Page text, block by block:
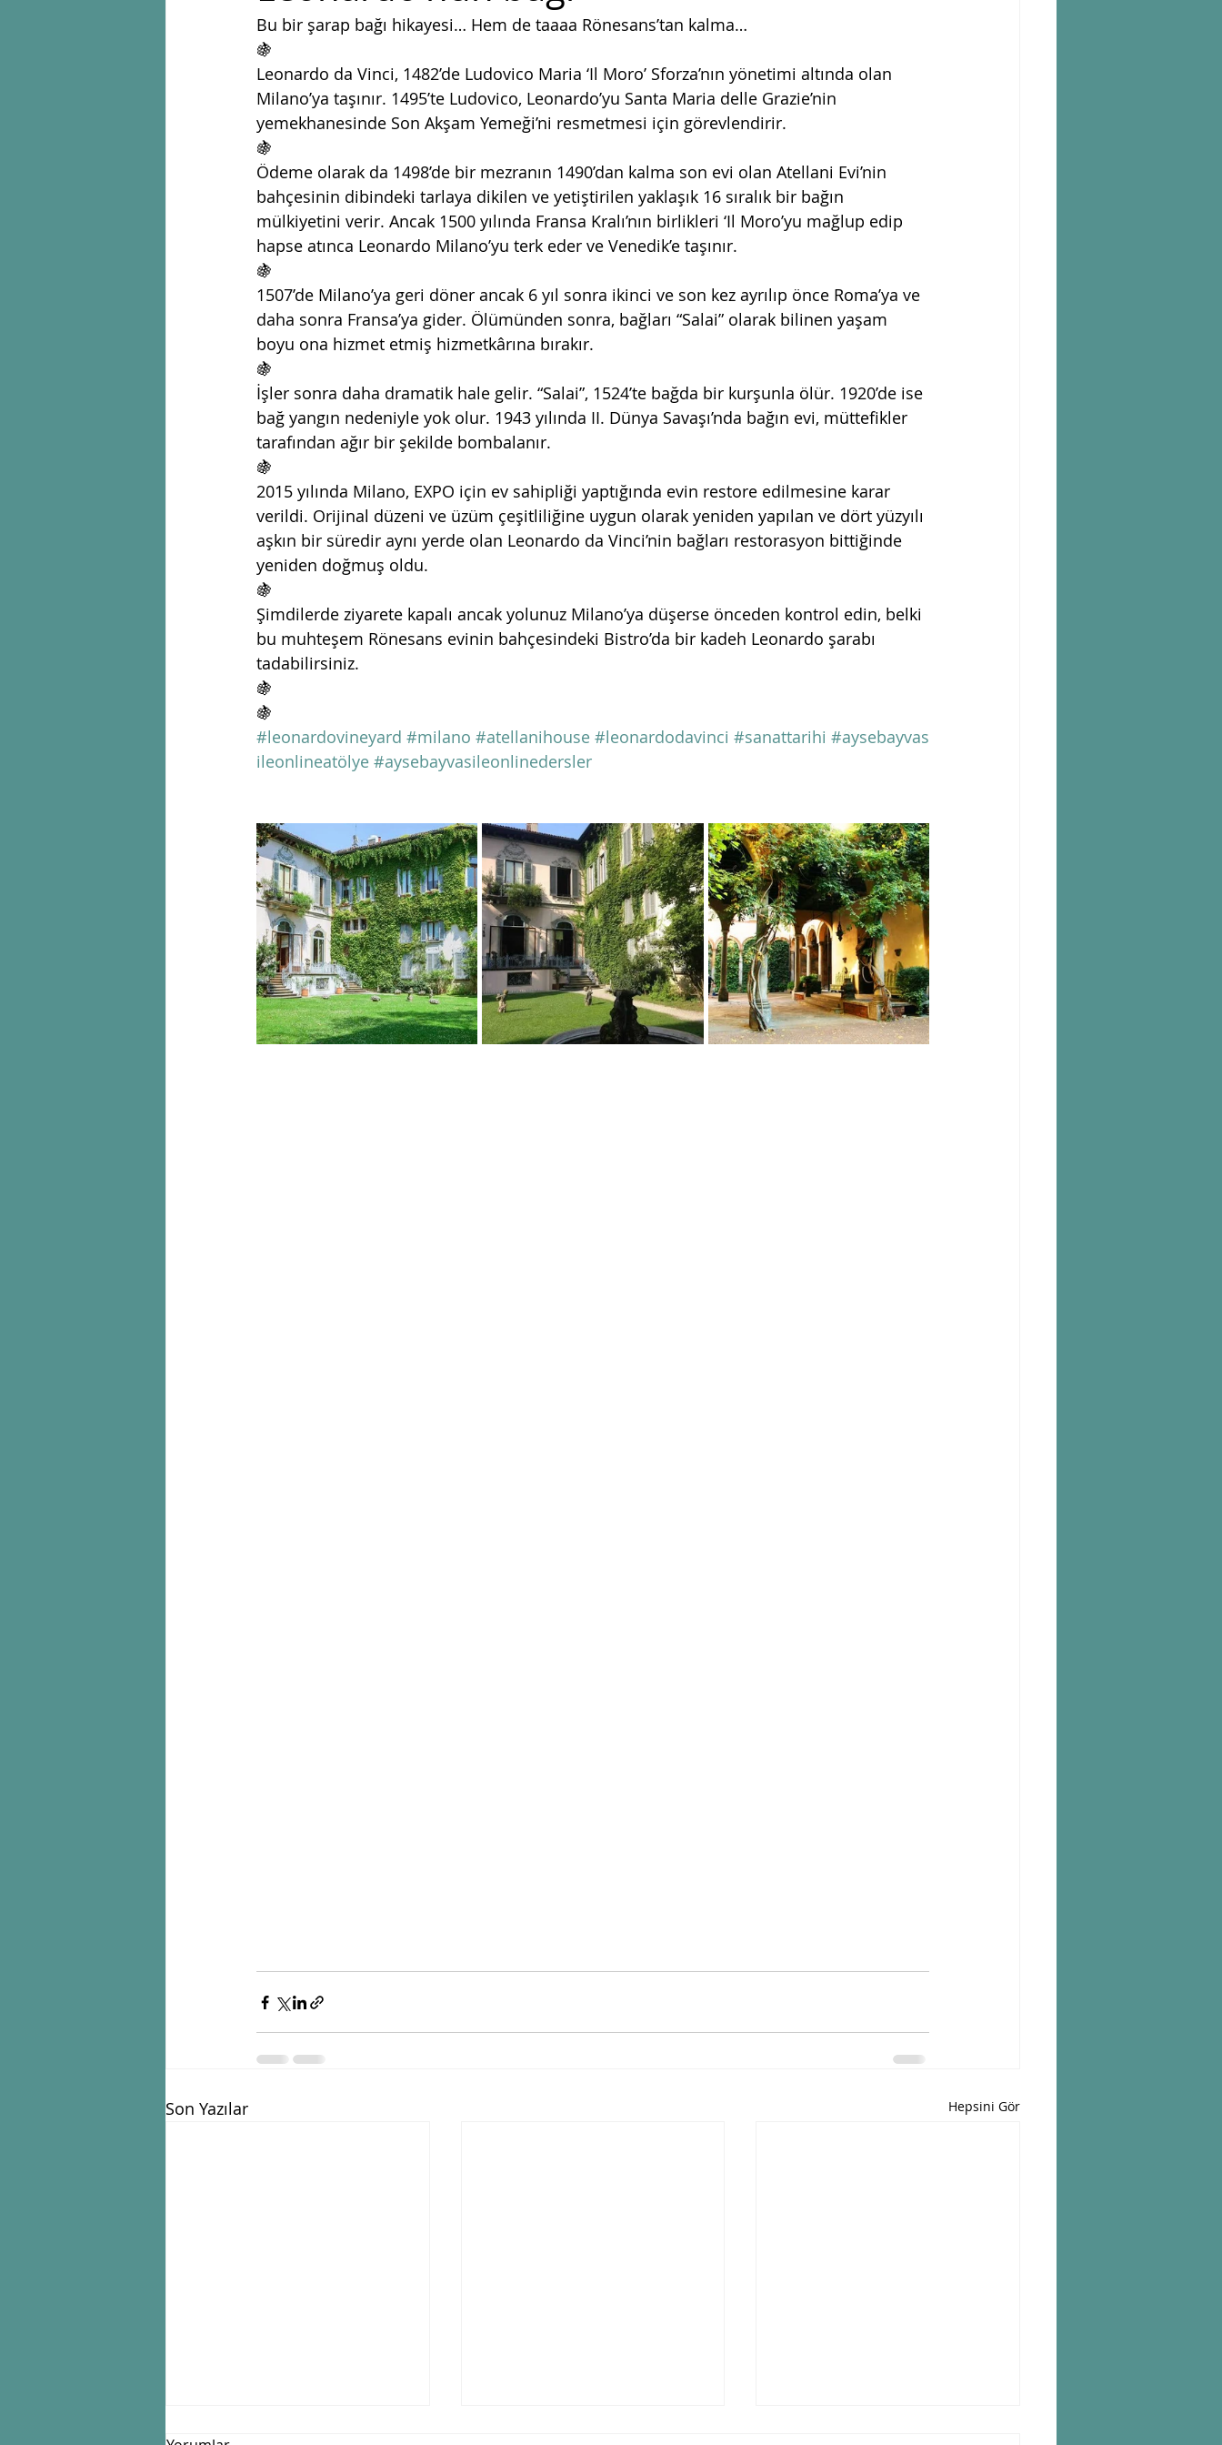
Bu bir şarap bağı hikayesi… Hem de taaaa Rönesans’tan kalma…
🍇
Leonardo da Vinci, 1482’de Ludovico Maria ‘Il Moro’ Sforza’nın yönetimi altında olan
Milano’ya taşınır. 1495’te Ludovico, Leonardo’yu Santa Maria delle Grazie’nin
yemekhanesinde Son Akşam Yemeği’ni resmetmesi için görevlendirir.
🍇
Ödeme olarak da 1498’de bir mezranın 1490’dan kalma son evi olan Atellani Evi’nin
bahçesinin dibindeki tarlaya dikilen ve yetiştirilen yaklaşık 16 sıralık bir bağın
mülkiyetini verir. Ancak 1500 yılında Fransa Kralı’nın birlikleri ‘Il Moro’yu mağlup edip
hapse atınca Leonardo Milano’yu terk eder ve Venedik’e taşınır.
🍇
1507’de Milano’ya geri döner ancak 6 yıl sonra ikinci ve son kez ayrılıp önce Roma’ya ve
daha sonra Fransa’ya gider. Ölümünden sonra, bağları “Salai” olarak bilinen yaşam
boyu ona hizmet etmiş hizmetkârına bırakır.
🍇
İşler sonra daha dramatik hale gelir. “Salai”, 1524’te bağda bir kurşunla ölür. 1920’de ise
bağ yangın nedeniyle yok olur. 1943 yılında II. Dünya Savaşı’nda bağın evi, müttefikler
tarafından ağır bir şekilde bombalanır.
🍇
2015 yılında Milano, EXPO için ev sahipliği yaptığında evin restore edilmesine karar
verildi. Orijinal düzeni ve üzüm çeşitliliğine uygun olarak yeniden yapılan ve dört yüzyılı
aşkın bir süredir aynı yerde olan Leonardo da Vinci’nin bağları restorasyon bittiğinde
yeniden doğmuş oldu.
🍇
Şimdilerde ziyarete kapalı ancak yolunuz Milano’ya düşerse önceden kontrol edin, belki
bu muhteşem Rönesans evinin bahçesindeki Bistro’da bir kadeh Leonardo şarabı
tadabilirsiniz.
🍇
🍇
#leonardovineyard #milano #atellanihouse #leonardodavinci #sanattarihi #aysebayvas
ileonlineatölye #aysebayvasileonlinedersler
Son Yazılar Hepsini Gör